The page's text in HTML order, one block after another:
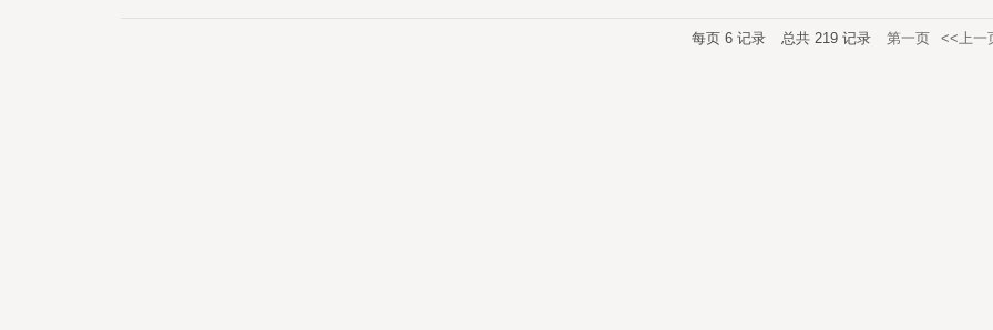
每页 6 记录 总共 219 记录 第一页 <<上一